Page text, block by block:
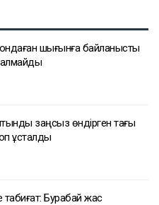
шығынға байланысты
заңсыз өндірген тағы
ұсталды
Бурабай жас